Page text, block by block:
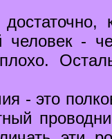
-
- это